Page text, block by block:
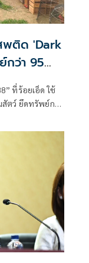
พติด 'Dark
กว่า 95
ที่ร้อยเอ็ด ใช้
ตว์ ยึดทรัพย์กว่า